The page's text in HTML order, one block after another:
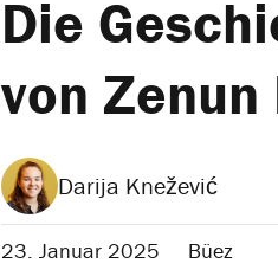
Die
von Zenun
Darija Knežević
23. Januar 2025 Büez